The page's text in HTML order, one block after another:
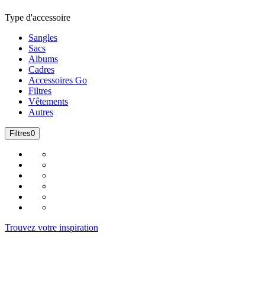
Type d'accessoire
Sangles
Sacs
Albums
Cadres
Accessoires Go
Filtres
Vêtements
Autres
Filtres0
Trouvez votre inspiration